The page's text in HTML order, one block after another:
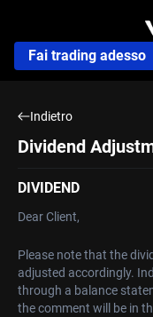
Fai trading adesso
Indietro
Dividend
DIVIDEND
Dear Client,
Please note that the
adjusted accordingly.
through a balance
the comment will be in